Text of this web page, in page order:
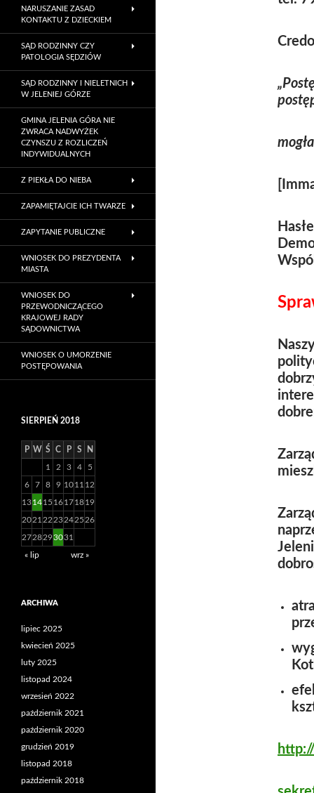
NARUSZANIE ZASAD
KONTAKTU Z DZIECKIEM
SĄD RODZINNY CZY
PATOLOGIA SĘDZIÓW
SĄD RODZINNY I NIELETNICH
W JELENIEJ GÓRZE
GMINA JELENIA GÓRA NIE
ZWRACA NADWYŻEK
CZYNSZU Z ROZLICZEŃ
INDYWIDUALNYCH
Z PIEKŁA DO NIEBA
ZAPAMIĘTAJCIE ICH TWARZE
ZAPYTANIE PUBLICZNE
WNIOSEK DO PREZYDENTA
MIASTA
WNIOSEK DO
PRZEWODNICZĄCEGO
KRAJOWEJ RADY
SĄDOWNICTWA
WNIOSEK O UMORZENIE
POSTĘPOWANIA
SIERPIEŃ 2018
P W Ś C P S N
1 2 3 4 5
6 7 8 9 1011 12
131415 16171819
2021 22 232425 26
2728293031
« lip wrz »
ARCHIWA
lipiec 2025
kwiecień 2025
luty 2025
listopad 2024
wrzesień 2022
październik 2021
październik 2020
grudzień 2019
listopad 2018
październik 2018